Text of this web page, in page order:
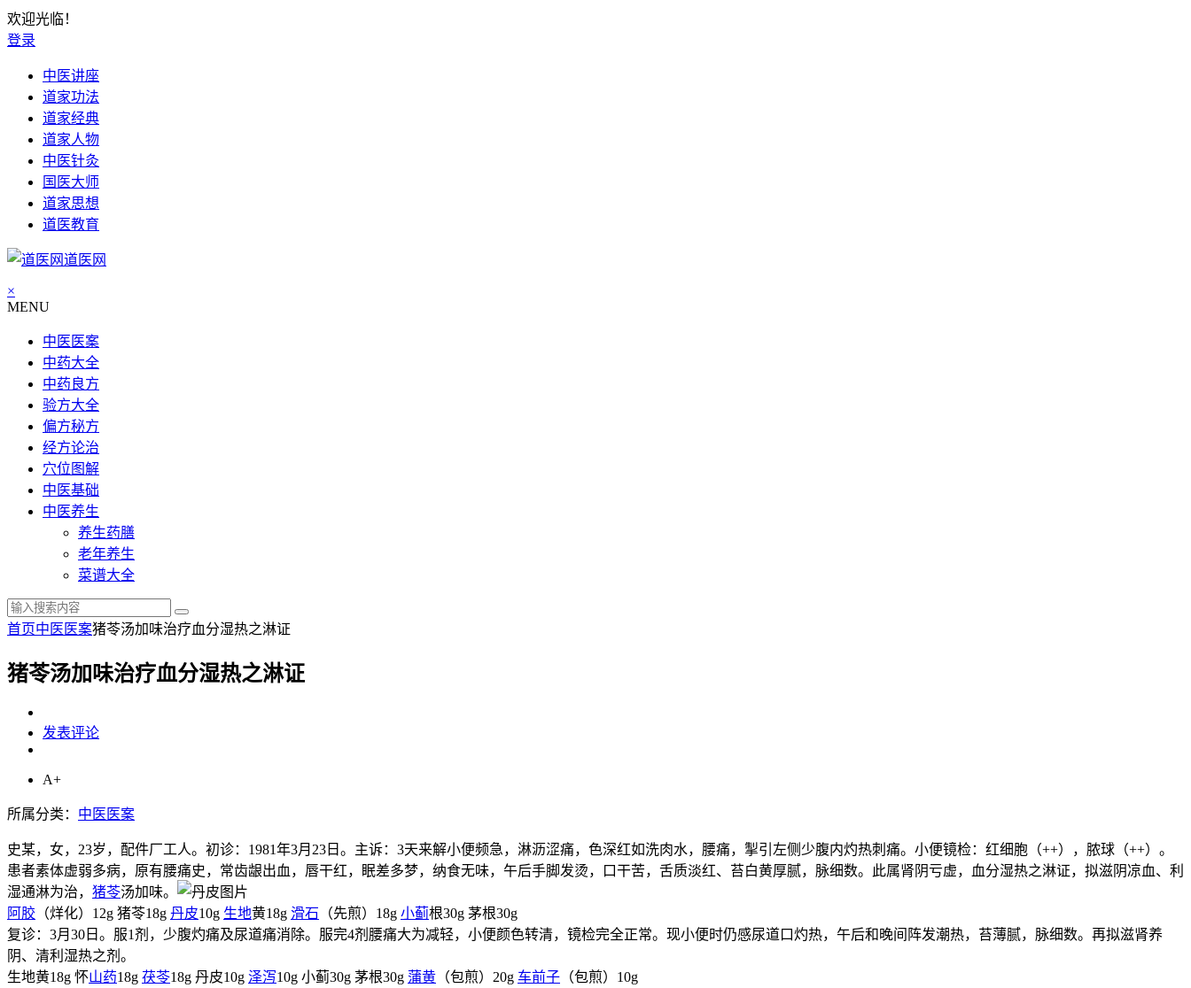
欢迎光临！
登录
中医讲座
道家功法
道家经典
道家人物
中医针灸
国医大师
道家思想
道医教育
道医网
×
MENU
中医医案
中药大全
中药良方
验方大全
偏方秘方
经方论治
穴位图解
中医基础
中医养生
养生药膳
老年养生
菜谱大全
首页中医医案猪苓汤加味治疗血分湿热之淋证
猪苓汤加味治疗血分湿热之淋证
发表评论
A+
所属分类： 中医医案
史某，女，23岁，配件厂工人。初诊：1981年3月23日。主诉：3天来解小便频急，淋沥涩痛，色深红如洗肉水，腰痛，掣引左侧少腹内灼热刺痛。小便镜检：红细胞（++），脓球（++）。
患者素体虚弱多病，原有腰痛史，常齿龈出血，唇干红，眠差多梦，纳食无味，午后手脚发烫，口干苦，舌质淡红、苔白黄厚腻，脉细数。此属肾阴亏虚，血分湿热之淋证，拟滋阴凉血、利
湿通淋为治， 猪苓汤加味。
阿胶 （烊化）12g 猪苓18g 丹皮10g 生地黄18g 滑石 （先煎）18g 小蓟根30g 茅根30g
复诊：3月30日。服1剂，少腹灼痛及尿道痛消除。服完4剂腰痛大为减轻，小便颜色转清，镜检完全正常。现小便时仍感尿道口灼热，午后和晚间阵发潮热，苔薄腻，脉细数。再拟滋肾养
阴、清利湿热之剂。
生地黄18g 怀山药18g 茯苓18g 丹皮10g 泽泻10g 小蓟30g 茅根30g 蒲黄 （包煎）20g 车前子 （包煎）10g